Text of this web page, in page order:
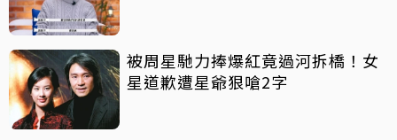
被周星馳力捧爆紅竟過河拆橋！女
星道歉遭星爺狠嗆2字